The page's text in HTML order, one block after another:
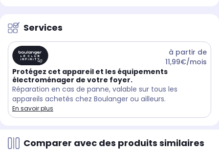
Services
à partir de
11,99€/mois
Protégez cet appareil et les équipements
électroménager de votre foyer.
Réparation en cas de panne, valable sur tous les
appareils achetés chez Boulanger ou ailleurs.
En savoir plus
Comparer avec des produits similaires